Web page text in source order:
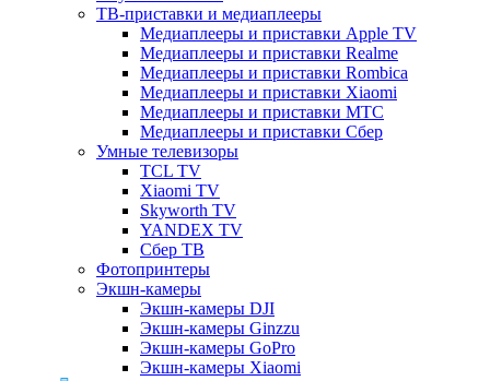
ТВ-приставки и медиаплееры
Медиаплееры и приставки Apple TV
Медиаплееры и приставки Realme
Медиаплееры и приставки Rombica
Медиаплееры и приставки Xiaomi
Медиаплееры и приставки МТС
Медиаплееры и приставки Сбер
Умные телевизоры
TCL TV
Xiaomi TV
Skyworth TV
YANDEX TV
Сбер ТВ
Фотопринтеры
Экшн-камеры
Экшн-камеры DJI
Экшн-камеры Ginzzu
Экшн-камеры GoPro
Экшн-камеры Xiaomi